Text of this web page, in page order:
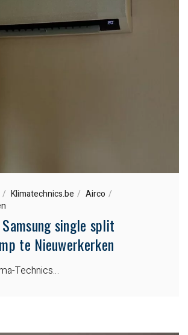
Klimatechnics.be
Airco
single split
te Nieuwerkerken
Technics…